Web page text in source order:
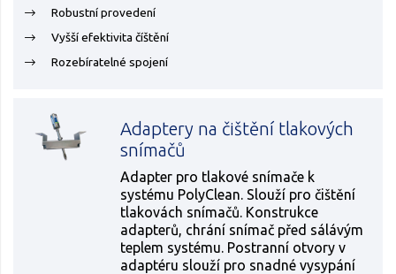
Robustní provedení
Vyšší efektivita číštění
Rozebíratelné spojení
Adaptery na čištění tlakových
snímačů
Adapter pro tlakové snímače k
systému PolyClean. Slouží pro čištění
tlakovách snímačů. Konstrukce
adapterů, chrání snímač před sálávým
teplem systému. Postranní otvory v
adaptéru slouží pro snadné vysypání